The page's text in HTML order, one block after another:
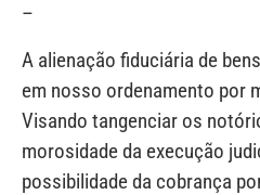
–
A alienação fiduciária de
em nosso ordenamento por
Visando tangenciar os
morosidade da execução
possibilidade da cobrança